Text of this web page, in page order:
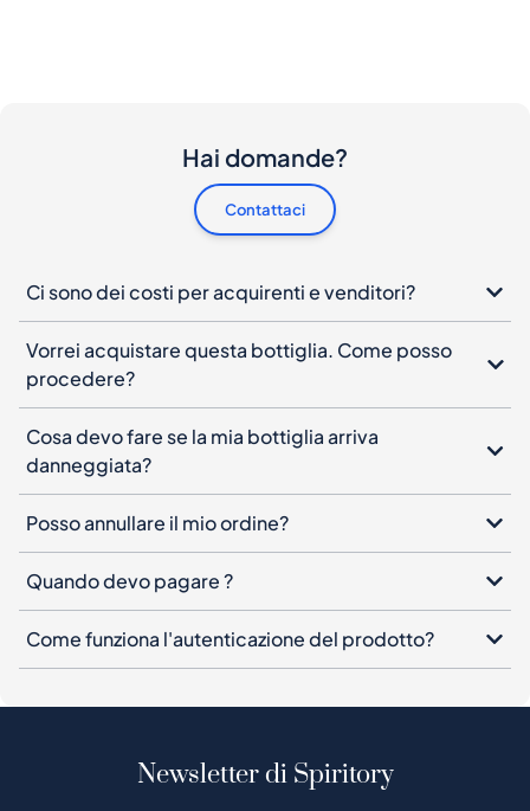
Hai domande?
Contattaci
Ci sono dei costi per acquirenti e venditori?
Vorrei acquistare questa bottiglia. Come posso
procedere?
Cosa devo fare se la mia bottiglia arriva
danneggiata?
Posso annullare il mio ordine?
Quando devo pagare ?
Come funziona l'autenticazione del prodotto?
Newsletter di Spiritory